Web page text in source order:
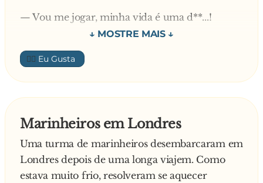
— Viu só? Não precisou amputar! Caiu sozinho!
— Vou me jogar, minha vida é uma d**...!
— Não faça isso! Olha, meu navio está de
partida para a Europa. Por que você não vem
comigo e pensa melhor? Se, chegando lá, você
ainda quiser se matar, pelo menos terá
A loira achou a proposta razoável e seguiu com
ele para um bote salva-vidas, onde viajaria
clandestinamente.
👍🏼
Marinheiros em Londres
Uma turma de marinheiros desembarcaram em
Londres depois de uma longa viajem. Como
estava muito frio, resolveram se aquecer